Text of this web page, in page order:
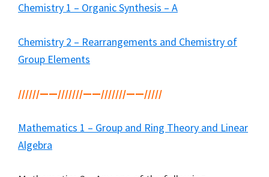
Chemistry 1 – Organic Synthesis – A
Chemistry 2 – Rearrangements and Chemistry of
Group Elements
//////——///////——///////——/////
Mathematics 1 – Group and Ring Theory and Linear
Algebra